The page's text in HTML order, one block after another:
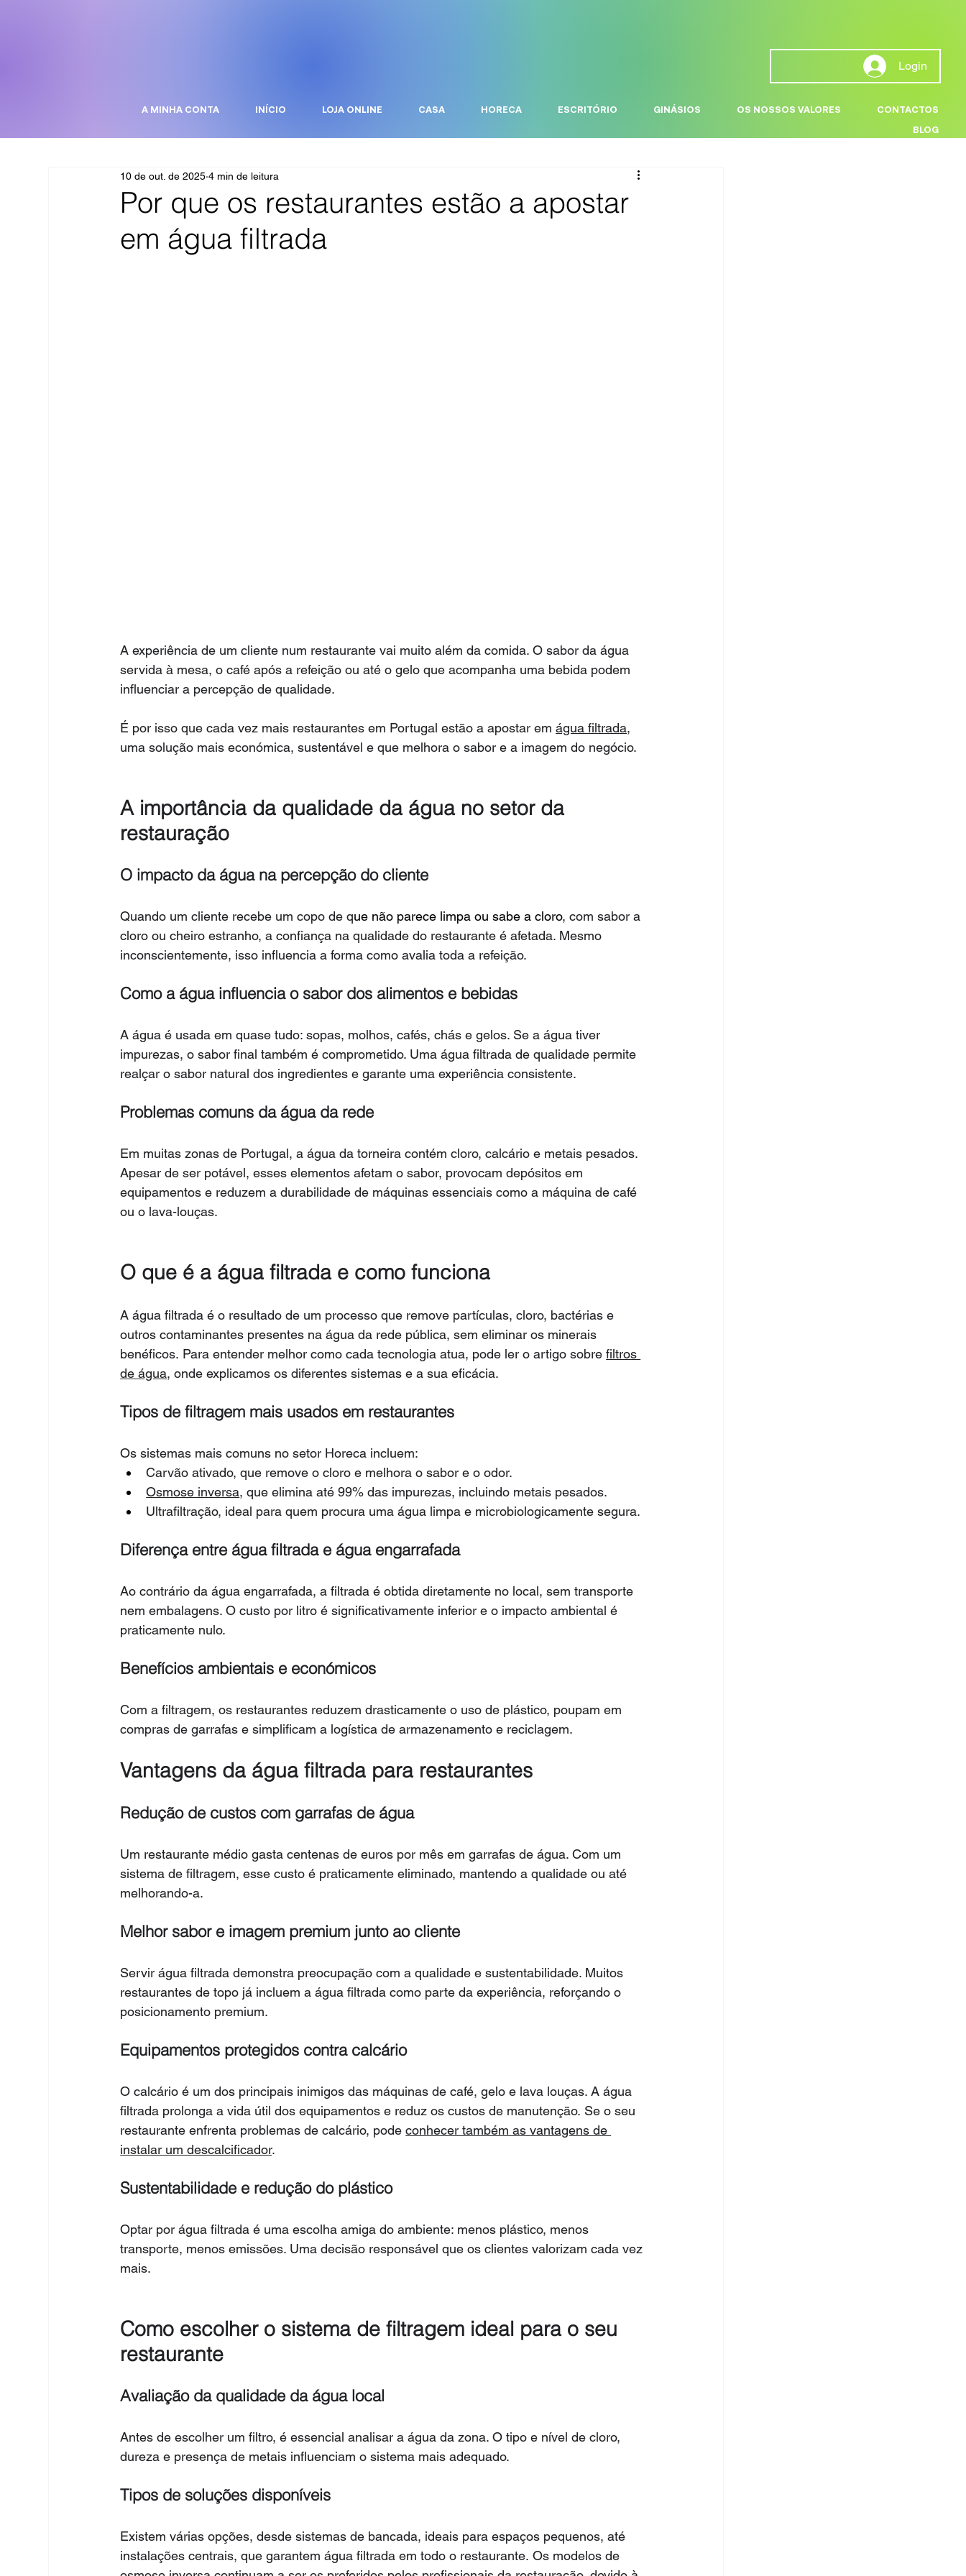
Login
A MINHA CONTA INÍCIO LOJA ONLINE CASA HORECA ESCRITÓRIO GINÁSIOS OS NOSSOS VALORES
CONTACTOS
BLOG
Por que os restaurantes estão a apostar
em água filtrada
10 de out. de 2025 4 min de leitura
A experiência de um cliente num restaurante vai muito além da comida. O sabor da água
servida à mesa, o café após a refeição ou até o gelo que acompanha uma bebida podem
influenciar a percepção de qualidade.
É por isso que cada vez mais restaurantes em Portugal estão a apostar em água filtrada,
uma solução mais económica, sustentável e que melhora o sabor e a imagem do negócio.
A importância da qualidade da água no setor da
restauração
O impacto da água na percepção do cliente
Quando um cliente recebe um copo de que não parece limpa ou sabe a cloro, com sabor a
cloro ou cheiro estranho, a confiança na qualidade do restaurante é afetada. Mesmo
inconscientemente, isso influencia a forma como avalia toda a refeição.
Como a água influencia o sabor dos alimentos e bebidas
A água é usada em quase tudo: sopas, molhos, cafés, chás e gelos. Se a água tiver
impurezas, o sabor final também é comprometido. Uma água filtrada de qualidade permite
realçar o sabor natural dos ingredientes e garante uma experiência consistente.
Problemas comuns da água da rede
Em muitas zonas de Portugal, a água da torneira contém cloro, calcário e metais pesados.
Apesar de ser potável, esses elementos afetam o sabor, provocam depósitos em
equipamentos e reduzem a durabilidade de máquinas essenciais como a máquina de café
ou o lava-louças.
O que é a água filtrada e como funciona
A água filtrada é o resultado de um processo que remove partículas, cloro, bactérias e
outros contaminantes presentes na água da rede pública, sem eliminar os minerais
benéficos. Para entender melhor como cada tecnologia atua, pode ler o artigo sobre filtros
de água, onde explicamos os diferentes sistemas e a sua eficácia.
Tipos de filtragem mais usados em restaurantes
Os sistemas mais comuns no setor Horeca incluem:
Carvão ativado, que remove o cloro e melhora o sabor e o odor.
Osmose inversa, que elimina até 99% das impurezas, incluindo metais pesados.
Ultrafiltração, ideal para quem procura uma água limpa e microbiologicamente segura.
Diferença entre água filtrada e água engarrafada
Ao contrário da água engarrafada, a filtrada é obtida diretamente no local, sem transporte
nem embalagens. O custo por litro é significativamente inferior e o impacto ambiental é
praticamente nulo.
Benefícios ambientais e económicos
Com a filtragem, os restaurantes reduzem drasticamente o uso de plástico, poupam em
compras de garrafas e simplificam a logística de armazenamento e reciclagem.
Vantagens da água filtrada para restaurantes
Redução de custos com garrafas de água
Um restaurante médio gasta centenas de euros por mês em garrafas de água. Com um
sistema de filtragem, esse custo é praticamente eliminado, mantendo a qualidade ou até
melhorando-a.
Melhor sabor e imagem premium junto ao cliente
Servir água filtrada demonstra preocupação com a qualidade e sustentabilidade. Muitos
restaurantes de topo já incluem a água filtrada como parte da experiência, reforçando o
posicionamento premium.
Equipamentos protegidos contra calcário
O calcário é um dos principais inimigos das máquinas de café, gelo e lava louças. A água
filtrada prolonga a vida útil dos equipamentos e reduz os custos de manutenção. Se o seu
restaurante enfrenta problemas de calcário, pode conhecer também as vantagens de
instalar um descalcificador.
Sustentabilidade e redução do plástico
Optar por água filtrada é uma escolha amiga do ambiente: menos plástico, menos
transporte, menos emissões. Uma decisão responsável que os clientes valorizam cada vez
mais.
Como escolher o sistema de filtragem ideal para o seu
restaurante
Avaliação da qualidade da água local
Antes de escolher um filtro, é essencial analisar a água da zona. O tipo e nível de cloro,
dureza e presença de metais influenciam o sistema mais adequado.
Tipos de soluções disponíveis
Existem várias opções, desde sistemas de bancada, ideais para espaços pequenos, até
instalações centrais, que garantem água filtrada em todo o restaurante. Os modelos de